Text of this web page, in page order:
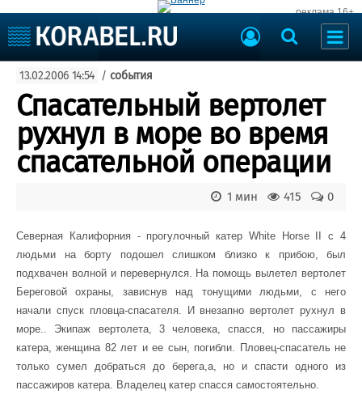
реклама 16+
Судоходство
Судоремонт
События
Порты
Рыболовство
ВМФ
Судостроение
Пульс
Новости
Компании
Репутация
Работа
Крюинг
Журнал
Реклама
Торговая площадка
Доска объявлений
Продажа флота
Оборудование
Изделия
Материалы
13.02.2006 14:54 / события
Спасательный вертолет
рухнул в море во время
спасательной операции
0
415
1 мин
Северная Калифорния - прогулочный катер White Horse
с 4
людьми на борту подошел слишком близко к прибою, был
подхвачен волной и перевернулся. На помощь вылетел вертолет
Береговой охраны, зависнув над тонущими людьми, с него
начали спуск пловца-спасателя. И внезапно вертолет рухнул в
море.. Экипаж вертолета, 3 человека, спасся, но пассажиры
катера, женщина 82 лет и ее сын, погибли. Пловец-спасатель не
только сумел добраться до берега,а, но и спасти одного из
пассажиров катера. Владелец катер спасся самостоятельно.